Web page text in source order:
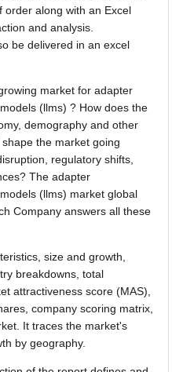
order along with an Excel
and analysis.
be delivered in an excel
market for adapter
(llms) ? How does the
demography and other
the market going
regulatory shifts,
The adapter
(llms) market global
Company answers all these
size and growth,
breakdowns, total
attractiveness score (MAS),
company scoring matrix,
It traces the market's
by geography.